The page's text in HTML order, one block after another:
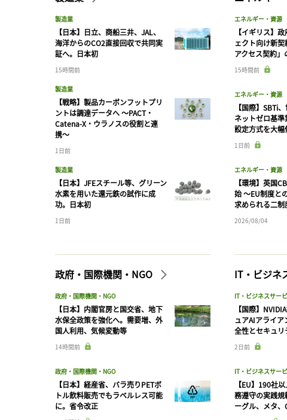
製造業
【日本】日立、商船三井、JAL、
海洋からのCO2直接回収で共同実
証へ。日本初
15時間前
製造業
【戦略】製品カーボンフットプリ
ントは調達データへ 〜PACT・
Catena-X・ウラノスの役割と連
携〜
1日前
製造業
【日本】JFEスチール等、グリーン
水素を用いた還元鉄の試作に成
功。日本初
1日前
エネルギー・資源
【イギリス】
ェクト向け新
アクセス契約
15時間前
エネルギー・資源
【国際】SBTi
ネットゼロ基
設定方式を大幅
1日前
エネルギー・資源
【環境】英国
始 〜EU制度と
求められる二制
2026/08/04
政府・国際機関・NGO
政府・国際機関・NGO
【日本】内閣官房と国交省、地下
水保全政策を強化へ。需要増、外
国人利用、気候変動等
14時間前
政府・国際機関・NGO
【日本】経産省、バラ売りPETボ
トル飲料販売でもラベルレス可能
に。省令改正
IT・ビジネ
IT・ビジネスサー
【国際】
ュアAIアライ
全性とセキュリ
2日前
IT・ビジネスサー
【EU】190社
務遵守の実践
ーグル、メタ